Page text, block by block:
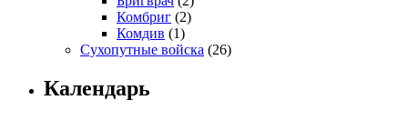
Комбриг (2)
Комдив (1)
Сухопутные войска (26)
Календарь